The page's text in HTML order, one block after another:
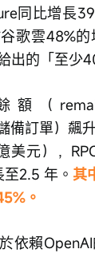
同比增長
歌雲48%
出的「至少
（
備訂單）飆
美元），
2.5 年。 其
。
依賴